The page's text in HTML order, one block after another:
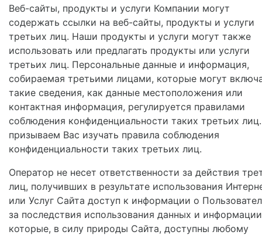
Веб-сайты, продукты и услуги Компании могут
содержать ссылки на веб-сайты, продукты и услуги
третьих лиц. Наши продукты и услуги могут также
использовать или предлагать продукты или услуги
третьих лиц. Персональные данные и информация,
собираемая третьими лицами, которые могут
такие сведения, как данные местоположения или
контактная информация, регулируется правилами
соблюдения конфиденциальности таких третьих
призываем Вас изучать правила соблюдения
конфиденциальности таких третьих лиц.
Оператор не несет ответственности за действия
лиц, получивших в результате использования
или Услуг Сайта доступ к информации о
за последствия использования данных и
которые, в силу природы Сайта, доступны любому